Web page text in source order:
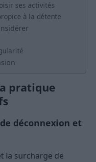
ses activités
à la détente
pratique
déconnexion et
la surcharge de